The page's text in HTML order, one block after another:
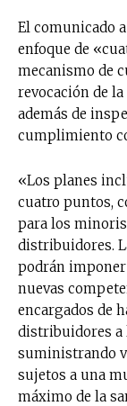
El comunicado
enfoque de
mecanismo de
revocación de
además de
cumplimiento
«Los planes
cuatro puntos,
para los
distribuidores.
podrán
nuevas
encargados de
distribuidores a
suministrando
sujetos a una
máximo de la